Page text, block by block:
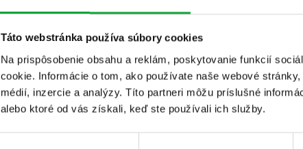
Táto webstránka používa súbory cookies
Na prispôsobenie obsahu a reklám, poskytovanie funkcií
cookie. Informácie o tom, ako používate naše webové
médií, inzercie a analýzy. Títo partneri môžu príslušné
alebo ktoré od vás získali, keď ste používali ich služby.